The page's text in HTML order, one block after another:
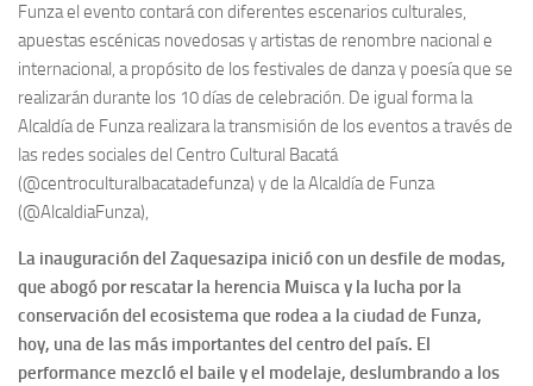
Funza el evento contará con diferentes escenarios culturales,
apuestas escénicas novedosas y artistas de renombre nacional e
internacional, a propósito de los festivales de danza y poesía que se
realizarán durante los 10 días de celebración. De igual forma la
Alcaldía de Funza realizara la transmisión de los eventos a través de
las redes sociales del Centro Cultural Bacatá
(@centroculturalbacatadefunza) y de la Alcaldía de Funza
(@AlcaldiaFunza),
La inauguración del Zaquesazipa inició con un desfile de modas,
que abogó por rescatar la herencia Muisca y la lucha por la
conservación del ecosistema que rodea a la ciudad de Funza,
hoy, una de las más importantes del centro del país. El
performance mezcló el baile y el modelaje, deslumbrando a los